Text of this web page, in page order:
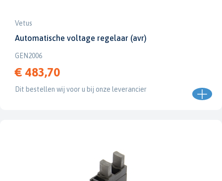
Vetus
Automatische voltage regelaar (avr)
GEN2006
€ 483,70
Dit bestellen wij voor u bij onze leverancier